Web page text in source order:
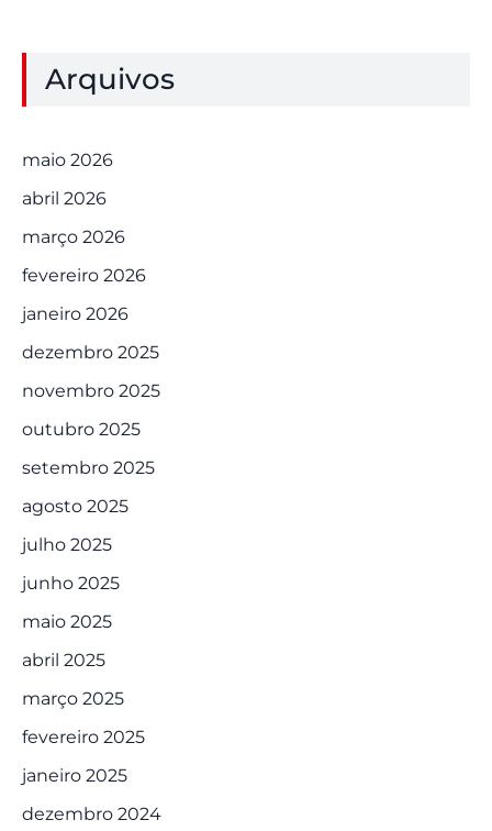
Arquivos
maio 2026
abril 2026
março 2026
fevereiro 2026
janeiro 2026
dezembro 2025
novembro 2025
outubro 2025
setembro 2025
agosto 2025
julho 2025
junho 2025
maio 2025
abril 2025
março 2025
fevereiro 2025
janeiro 2025
dezembro 2024